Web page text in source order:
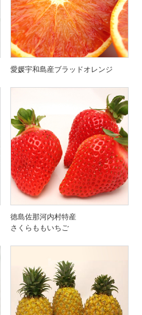
愛媛宇和島産ブラッドオレンジ
徳島佐那河内村特産
さくらももいちご